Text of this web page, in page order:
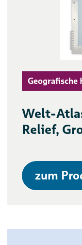
Geografische
Welt-
Relief,
zum